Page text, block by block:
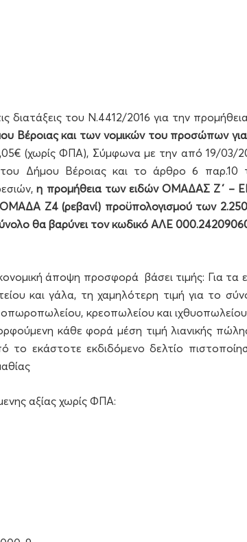
διατάξεις του Ν.4412/2016 για την
Βέροιας και των νομικών του προσώπων
(χωρίς ΦΠΑ), Σύμφωνα με την από 19/03/
Δήμου Βέροιας και το άρθρο 6 παρ.10
η προμήθεια των ειδών ΟΜΑΔΑΣ Ζ΄ –
Ζ4 (ρεβανί) προϋπολογισμού των
θα βαρύνει τον κωδικό ΑΛΕ
άποψη προσφορά βάσει τιμής: Για τα
και γάλα, τη χαμηλότερη τιμή για το
κρεοπωλείου και
κάθε φορά μέση τιμή λιανικής
εκάστοτε εκδιδόμενο δελτίο
αξίας χωρίς ΦΠΑ: